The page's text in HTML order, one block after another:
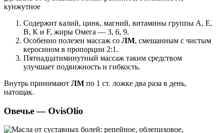
Содержит калий, цинк, магний, витамины группы А, Е,
В, К и F, жиры Омега — 3, 6, 9.
Особенно полезен массаж со ЛМ, смешанным с чистым
керосином в пропорции 2:1.
Пятнадцатиминутный массаж таким средством
улучшает подвижность и гибкость.
Внутрь принимают ЛМ по 1 ст. ложке два раза в день,
натощак.
Овечье — OvisOliо